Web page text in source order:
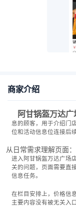
商家介绍
阿甘锅盔万达广
息的顾客，用于介绍门
位和活动信息位连接后
从日常需求理解页面
进入阿甘锅盔万达广场
关的问题，页面需要直
信息任务。
在栏目安排上，价格信
主要内容没有被无关入